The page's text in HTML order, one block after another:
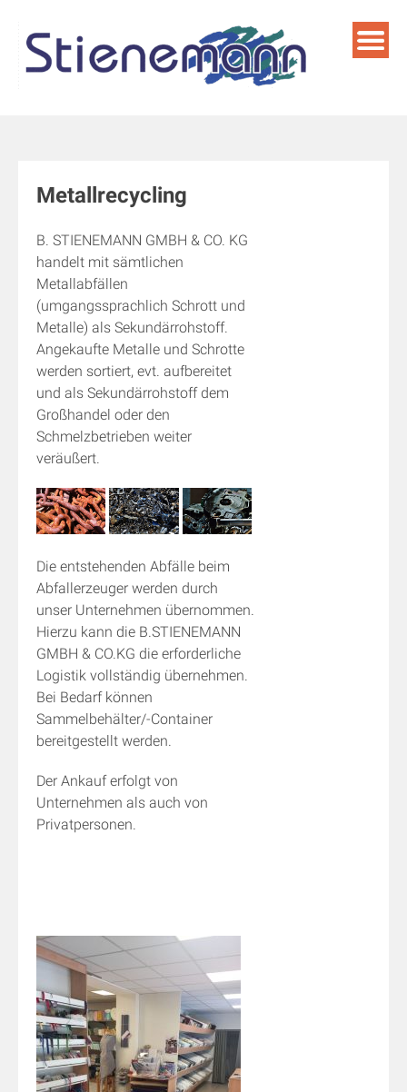
content
Metallrecycling
B. STIENEMANN GMBH & CO. KG
handelt mit sämtlichen
Metallabfällen
(umgangssprachlich Schrott und
Metalle) als Sekundärrohstoff.
Angekaufte Metalle und Schrotte
werden sortiert, evt. aufbereitet
und als Sekundärrohstoff dem
Großhandel oder den
Schmelzbetrieben weiter
veräußert.
Die entstehenden Abfälle beim
Abfallerzeuger werden durch
unser Unternehmen übernommen.
Hierzu kann die B.STIENEMANN
GMBH & CO.KG die erforderliche
Logistik vollständig übernehmen.
Bei Bedarf können
Sammelbehälter/-Container
bereitgestellt werden.
Der Ankauf erfolgt von
Unternehmen als auch von
Privatpersonen.